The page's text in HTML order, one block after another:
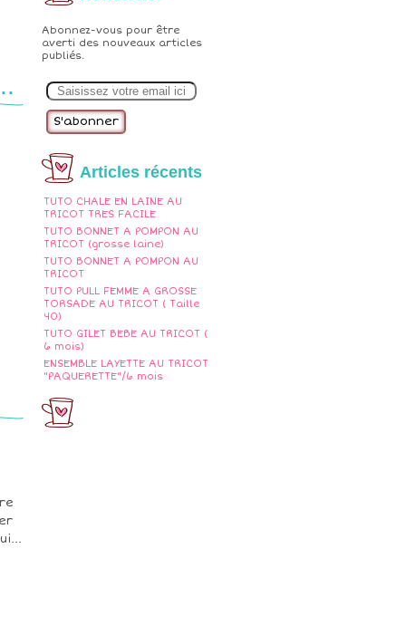
Abonnez-vous pour être
averti des nouveaux articles
publiés.
m
Articles récents
TUTO CHALE EN LAINE AU
TRICOT TRES FACILE
TUTO BONNET A POMPON AU
TRICOT (grosse laine)
TUTO BONNET A POMPON AU
TRICOT
TUTO PULL FEMME A GROSSE
TORSADE AU TRICOT ( Taille
40)
TUTO GILET BEBE AU TRICOT (
6 mois)
ENSEMBLE LAYETTE AU TRICOT
"PAQUERETTE"/6 mois